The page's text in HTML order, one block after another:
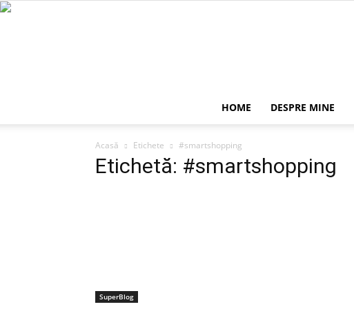
HOME DESPRE MINE
Acasă Etichete #smartshopping
Etichetă: #smartshopping
SuperBlog